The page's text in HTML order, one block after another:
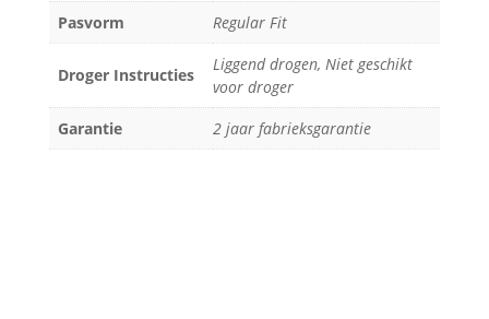
Pasvorm
Regular Fit
Droger Instructies
Liggend drogen, Niet geschikt
voor droger
Garantie
2 jaar fabrieksgarantie